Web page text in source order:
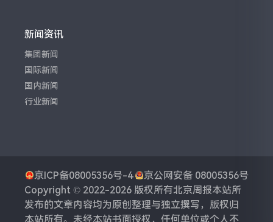
新闻资讯
集团新闻
国际新闻
国内新闻
行业新闻
京ICP备08005356号-4
京公网安备 08005356号
Copyright © 2022-2026 版权所有北京周报本站所
发布的文章内容均为原创整理与独立撰写，版权归
本站所有。未经本站书面授权，任何单位或个人不